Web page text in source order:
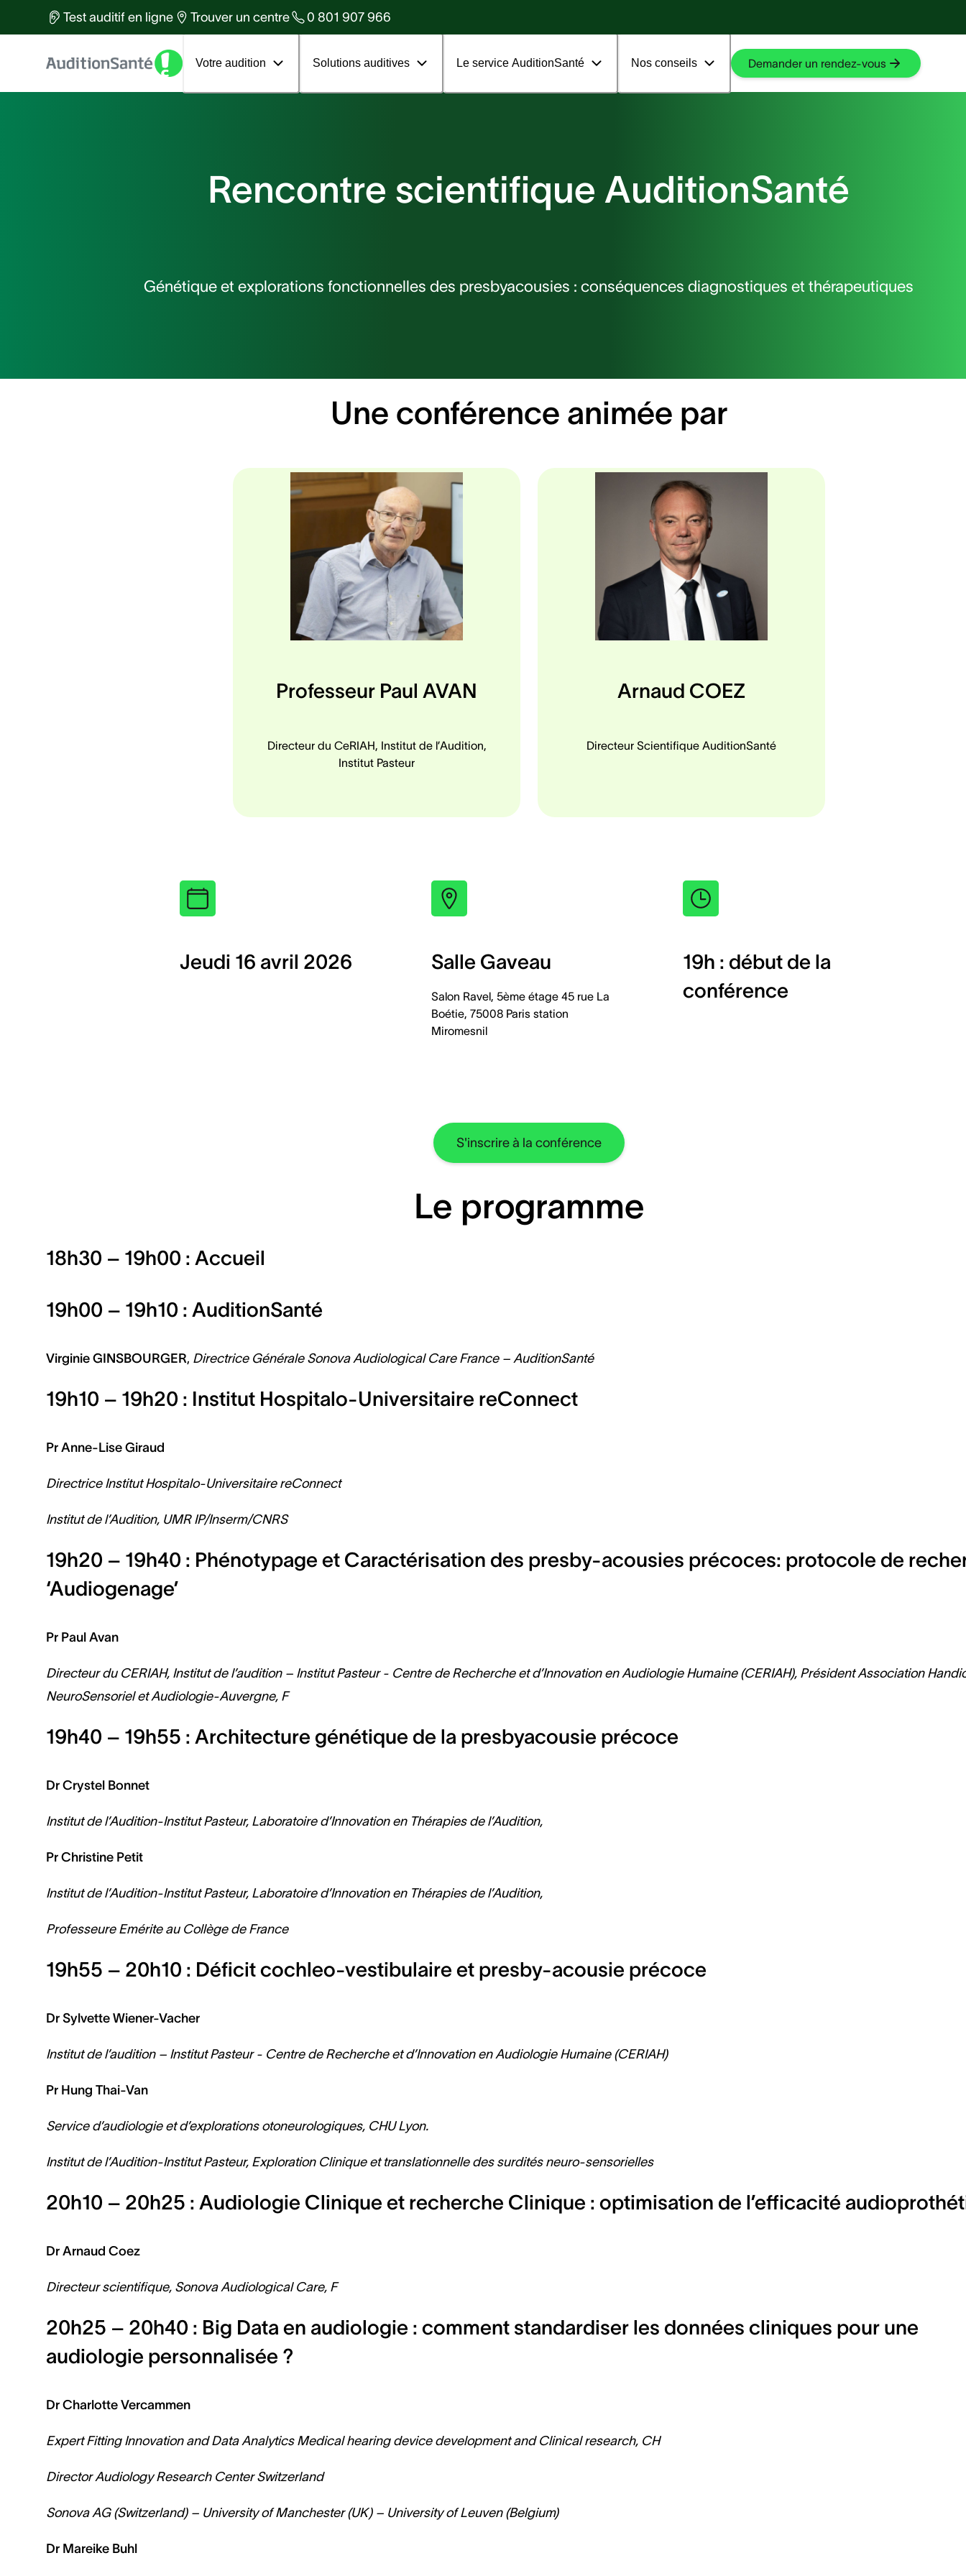
Test auditif en ligne Trouver un centre 0 801 907 966
Votre audition Solutions auditives Le service AuditionSanté Nos conseils Demander un rendez-vous
En savoir plus
En savoir plus
Des équipes d'experts à votre
services
Votre 1er rendez-vous
Rencontre scientifique AuditionSanté
Génétique et explorations fonctionnelles des presbyacousies : conséquences diagnostiques et thérapeutiques
Une conférence animée par
Professeur Paul AVAN
Directeur du CeRIAH, Institut de l’Audition,
Institut Pasteur
Arnaud COEZ
Directeur Scientifique AuditionSanté
Jeudi 16 avril 2026 Salle Gaveau
Salon Ravel, 5ème étage 45 rue La
Boétie, 75008 Paris station
Miromesnil
19h : début de la
conférence
S'inscrire à la conférence
Le programme
18h30 – 19h00 : Accueil
19h00 – 19h10 : AuditionSanté
Virginie GINSBOURGER, Directrice Générale Sonova Audiological Care France – AuditionSanté
19h10 – 19h20 : Institut Hospitalo-Universitaire reConnect
Pr Anne-Lise Giraud
Directrice Institut Hospitalo-Universitaire reConnect
Institut de l’Audition, UMR IP/Inserm/CNRS
19h20 – 19h40 : Phénotypage et Caractérisation des presby-acousies précoces: protocole de
‘Audiogenage’
Pr Paul Avan
Directeur du CERIAH, Institut de l’audition – Institut Pasteur - Centre de Recherche et d’Innovation en Audiologie Humaine (CERIAH), Président Association
NeuroSensoriel et Audiologie-Auvergne, F
19h40 – 19h55 : Architecture génétique de la presbyacousie précoce
Dr Crystel Bonnet
Institut de l’Audition-Institut Pasteur, Laboratoire d’Innovation en Thérapies de l’Audition,
Pr Christine Petit
Institut de l’Audition-Institut Pasteur, Laboratoire d’Innovation en Thérapies de l’Audition,
Professeure Emérite au Collège de France
19h55 – 20h10 : Déficit cochleo-vestibulaire et presby-acousie précoce
Dr Sylvette Wiener-Vacher
Institut de l’audition – Institut Pasteur - Centre de Recherche et d’Innovation en Audiologie Humaine (CERIAH)
Pr Hung Thai-Van
Service d’audiologie et d’explorations otoneurologiques, CHU Lyon.
Institut de l’Audition-Institut Pasteur, Exploration Clinique et translationnelle des surdités neuro-sensorielles
20h10 – 20h25 : Audiologie Clinique et recherche Clinique : optimisation de l’efficacité
Dr Arnaud Coez
Directeur scientifique, Sonova Audiological Care, F
20h25 – 20h40 : Big Data en audiologie : comment standardiser les données cliniques pour une
audiologie personnalisée ?
Dr Charlotte Vercammen
Expert Fitting Innovation and Data Analytics Medical hearing device development and Clinical research, CH
Director Audiology Research Center Switzerland
Sonova AG (Switzerland) – University of Manchester (UK) – University of Leuven (Belgium)
Dr Mareike Buhl